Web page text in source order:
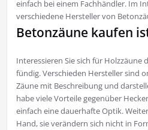
einfach bei einem Fachhändler. Im
verschiedene Hersteller von
Betonzäune kaufen
Interessieren Sie sich für Holzzäune
fündig. Verschieden Hersteller sind
Zäune mit Beschreibung und
habe viele Vorteile gegenüber
einfach eine dauerhafte Optik.
Hand, sie verändern sich nicht in